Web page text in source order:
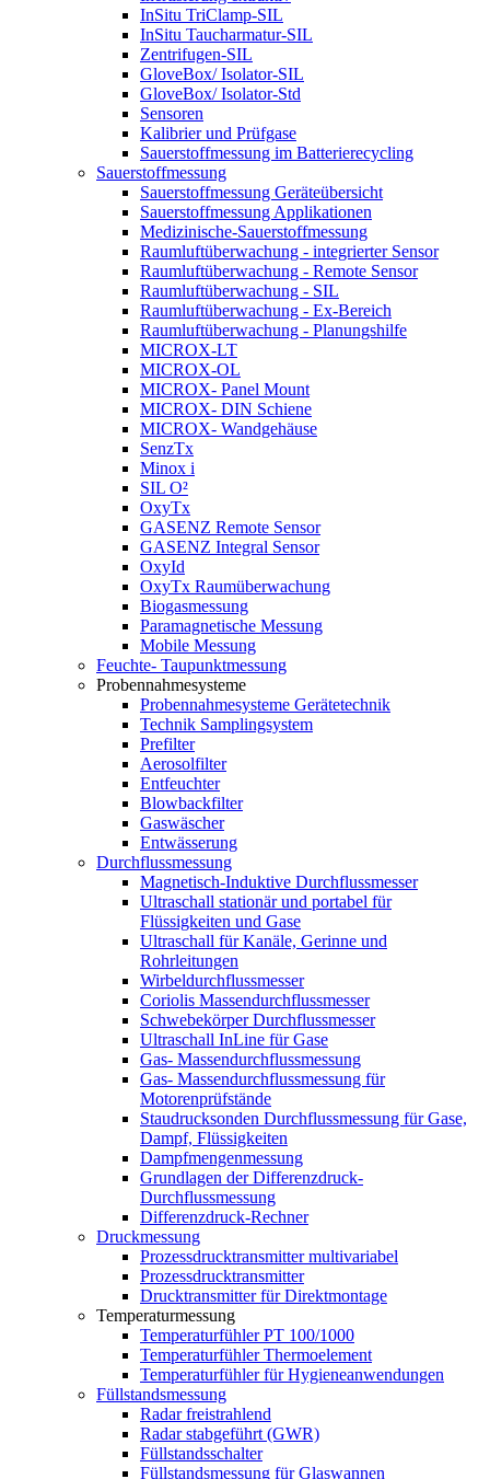
InSitu TriClamp-SIL
InSitu Taucharmatur-SIL
Zentrifugen-SIL
GloveBox/ Isolator-SIL
GloveBox/ Isolator-Std
Sensoren
Kalibrier und Prüfgase
Sauerstoffmessung im Batterierecycling
Sauerstoffmessung
Sauerstoffmessung Geräteübersicht
Sauerstoffmessung Applikationen
Medizinische-Sauerstoffmessung
Raumluftüberwachung - integrierter Sensor
Raumluftüberwachung - Remote Sensor
Raumluftüberwachung - SIL
Raumluftüberwachung - Ex-Bereich
Raumluftüberwachung - Planungshilfe
MICROX-LT
MICROX-OL
MICROX- Panel Mount
MICROX- DIN Schiene
MICROX- Wandgehäuse
SenzTx
Minox i
SIL O²
OxyTx
GASENZ Remote Sensor
GASENZ Integral Sensor
OxyId
OxyTx Raumüberwachung
Biogasmessung
Paramagnetische Messung
Mobile Messung
Feuchte- Taupunktmessung
Probennahmesysteme
Probennahmesysteme Gerätetechnik
Technik Samplingsystem
Prefilter
Aerosolfilter
Entfeuchter
Blowbackfilter
Gaswäscher
Entwässerung
Durchflussmessung
Magnetisch-Induktive Durchflussmesser
Ultraschall stationär und portabel für
Flüssigkeiten und Gase
Ultraschall für Kanäle, Gerinne und
Rohrleitungen
Wirbeldurchflussmesser
Coriolis Massendurchflussmesser
Schwebekörper Durchflussmesser
Ultraschall InLine für Gase
Gas- Massendurchflussmessung
Gas- Massendurchflussmessung für
Motorenprüfstände
Staudrucksonden Durchflussmessung für Gase,
Dampf, Flüssigkeiten
Dampfmengenmessung
Grundlagen der Differenzdruck-
Durchflussmessung
Differenzdruck-Rechner
Druckmessung
Prozessdrucktransmitter multivariabel
Prozessdrucktransmitter
Drucktransmitter für Direktmontage
Temperaturmessung
Temperaturfühler PT 100/1000
Temperaturfühler Thermoelement
Temperaturfühler für Hygieneanwendungen
Füllstandsmessung
Radar freistrahlend
Radar stabgeführt (GWR)
Füllstandsschalter
Füllstandsmessung für Glaswannen